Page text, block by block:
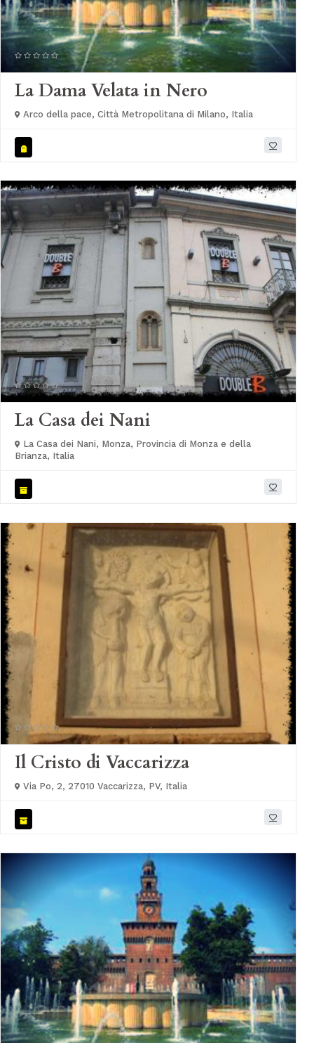
La Dama Velata in Nero
Arco della pace, Città Metropolitana di Milano, Italia
La Casa dei Nani
La Casa dei Nani, Monza, Provincia di Monza e della
Brianza, Italia
Il Cristo di Vaccarizza
Via Po, 2, 27010 Vaccarizza, PV, Italia